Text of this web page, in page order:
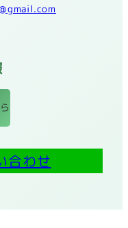
合わせ